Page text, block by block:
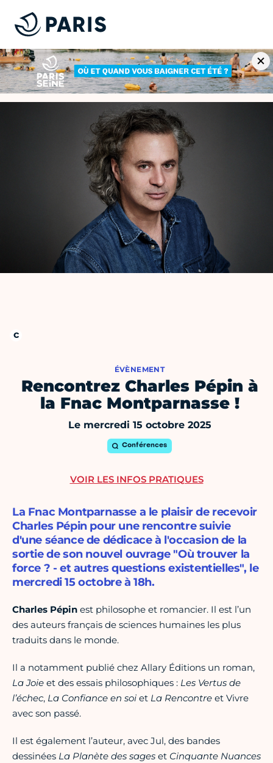
ÉVÈNEMENT
Rencontrez Charles Pépin à
la Fnac Montparnasse !
Le mercredi 15 octobre 2025
Conférences
La Fnac Montparnasse a le plaisir de recevoir
Charles Pépin pour une rencontre suivie
d'une séance de dédicace à l'occasion de la
sortie de son nouvel ouvrage "Où trouver la
force ? - et autres questions existentielles", le
mercredi 15 octobre à 18h.
Charles Pépin est philosophe et romancier. Il est l’un
des auteurs français de sciences humaines les plus
traduits dans le monde.
Il a notamment publié chez Allary Éditions un roman,
La Joie et des essais philosophiques : Les Vertus de
l’échec, La Confiance en soi et La Rencontre et Vivre
avec son passé.
Il est également l’auteur, avec Jul, des bandes
dessinées La Planète des sages et Cinquante Nuances
VOIR LES INFOS PRATIQUES